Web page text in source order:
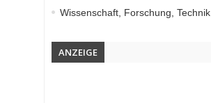
Wissenschaft, Forschung, Technik
ANZEIGE